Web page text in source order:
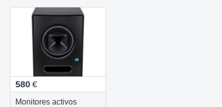
580 €
Monitores activos